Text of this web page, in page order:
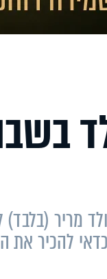
(בלבד)
כדאי להכיר